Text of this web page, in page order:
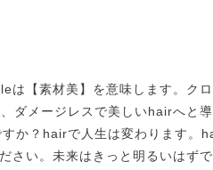
【素材美】を意味します。ク
ダメージレスで美しいhairへと
か？hairで人生は変わります。
さい。未来はきっと明るいはず